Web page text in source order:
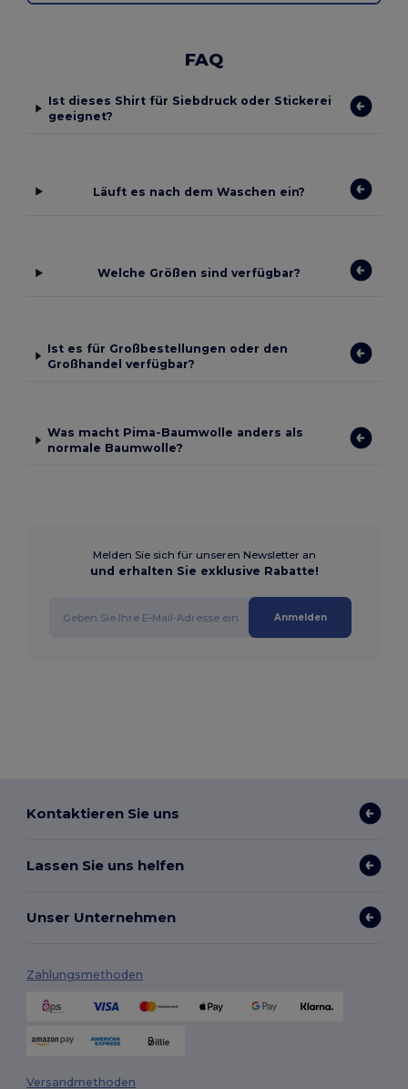
FAQ
Ist dieses Shirt für Siebdruck oder Stickerei
geeignet?
Läuft es nach dem Waschen ein?
Welche Größen sind verfügbar?
Ist es für Großbestellungen oder den
Großhandel verfügbar?
Was macht Pima-Baumwolle anders als
normale Baumwolle?
Melden Sie sich für unseren Newsletter an
und erhalten Sie exklusive Rabatte!
Anmelden
Kontaktieren Sie uns
Lassen Sie uns helfen
Unser Unternehmen
Zahlungsmethoden
Versandmethoden